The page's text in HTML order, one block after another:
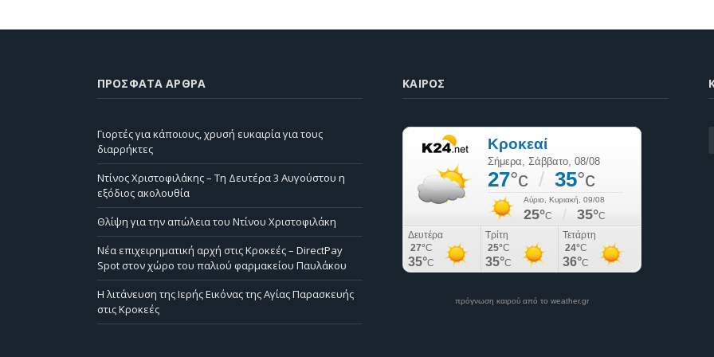
ΠΡΌΣΦΑΤΑ ΆΡΘΡΑ
Γιορτές για κάποιους, χρυσή ευκαιρία για τους
διαρρήκτες
Ντίνος Χριστοφιλάκης – Τη Δευτέρα 3 Αυγούστου η
εξόδιος ακολουθία
Θλίψη για την απώλεια του Ντίνου Χριστοφιλάκη
Νέα επιχειρηματική αρχή στις Κροκεές – DirectPay
Spot στον χώρο του παλιού φαρμακείου Παυλάκου
Η λιτάνευση της Ιερής Εικόνας της Αγίας Παρασκευής
στις Κροκεές
ΚΑΙΡΌΣ
πρόγνωση καιρού από το weather.gr